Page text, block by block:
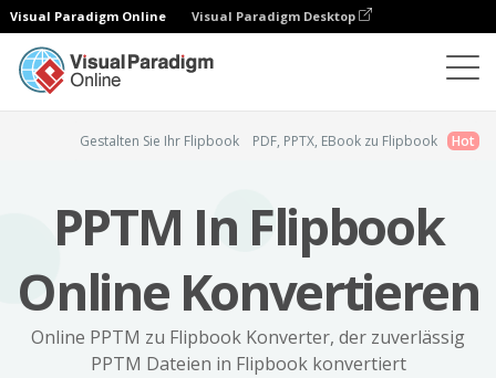
Visual Paradigm Online Visual Paradigm Desktop
Gestalten Sie Ihr Flipbook PDF, PPTX, EBook zu Flipbook Hot
PPTM In Flipbook
Online Konvertieren
Online PPTM zu Flipbook Konverter, der zuverlässig
PPTM Dateien in Flipbook konvertiert